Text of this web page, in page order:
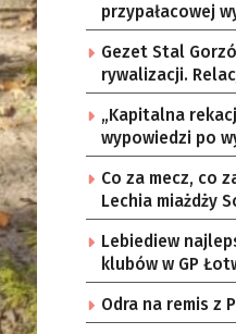
przypałacowej
Gezet Stal
rywalizacji.
„Kapitalna
wypowiedzi po
Co za mecz, co
Lechia miażdży
Lebiediew
klubów w GP
Odra na remis z